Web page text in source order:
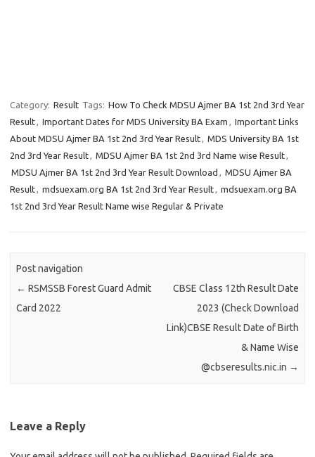
Category: Result Tags: How To Check MDSU Ajmer BA 1st 2nd 3rd Year
Result, Important Dates for MDS University BA Exam , Important Links
About MDSU Ajmer BA 1st 2nd 3rd Year Result, MDS University BA 1st
2nd 3rd Year Result, MDSU Ajmer BA 1st 2nd 3rd Name wise Result,
MDSU Ajmer BA 1st 2nd 3rd Year Result Download , MDSU Ajmer BA
Result, mdsuexam.org BA 1st 2nd 3rd Year Result, mdsuexam.org BA
1st 2nd 3rd Year Result Name wise Regular & Private
Post navigation
← RSMSSB Forest Guard Admit
Card 2022
CBSE Class 12th Result Date
2023 (Check Download
Link)CBSE Result Date of Birth
& Name Wise
@cbseresults.nic.in →
Leave a Reply